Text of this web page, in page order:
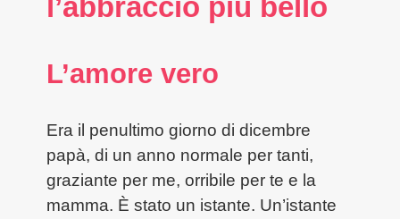
l’abbraccio più bello
L’amore vero
Era il penultimo giorno di dicembre
papà, di un anno normale per tanti,
graziante per me, orribile per te e la
mamma. È stato un istante. Un’istante